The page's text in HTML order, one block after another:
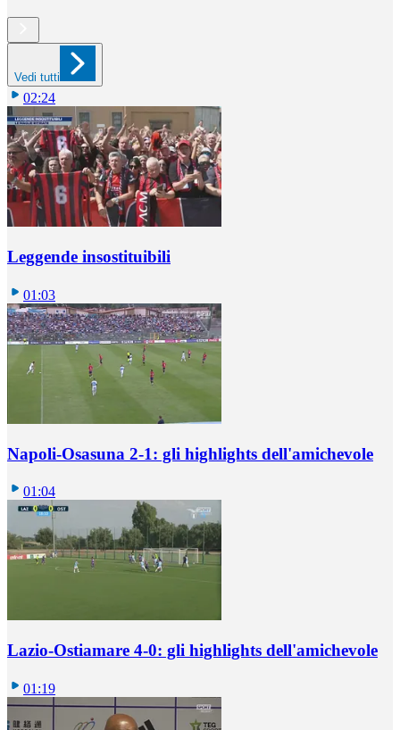
Vedi tutti
02:24
Leggende insostituibili
01:03
Napoli-Osasuna 2-1: gli highlights dell'amichevole
01:04
Lazio-Ostiamare 4-0: gli highlights dell'amichevole
01:19